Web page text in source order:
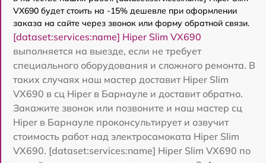
VX690 будет стоить на -15% дешевле при оформлении
заказа на сайте через звонок или форму обратной связи.
[dataset:services:name] Hiper Slim VX690
выполняется на выезде, если не требует
специального оборудования и сложного ремонта. В
таких случаях наш мастер доставит Hiper Slim
VX690 в сц Hiper в Барнауле и доставит обратно.
Закажите звонок или позвоните и наш мастер сц
Hiper в Барнауле проконсультирует и озвучит
стоимость работ над электросамоката Hiper Slim
VX690. [dataset:services:name] Hiper Slim VX690 по